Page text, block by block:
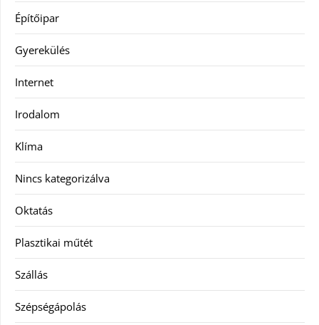
Építőipar
Gyerekülés
Internet
Irodalom
Klíma
Nincs kategorizálva
Oktatás
Plasztikai műtét
Szállás
Szépségápolás